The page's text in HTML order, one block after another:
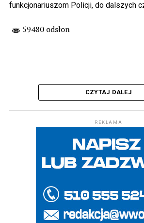
funkcjonariuszom Policji, do dalszych
59480 odsłon
CZYTAJ DALEJ
REKLAMA